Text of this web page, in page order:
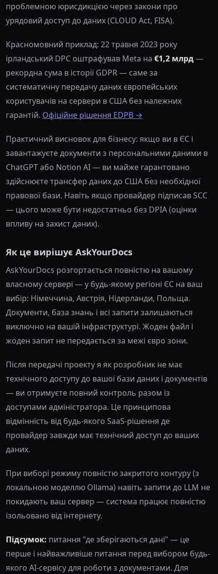
проблемною юрисдикцією через закони про
урядовий доступ до даних (CLOUD Act, FISA).
Красномовний приклад: 22 травня 2023 року
ірландський DPC оштрафував Meta на €1,2 млрд—
рекордна сума в історії GDPR — саме за
систематичну передачу даних європейських
користувачів на сервери в США без належних
гарантій. Офіційне рішення EDPB →
Практичний висновок для бізнесу: якщо ви в ЄС і
завантажуєте документи з персональними даними в
ChatGPT або Notion AI — ви майже гарантовано
здійснюєте трансфер даних до США без необхідної
правової бази. Навіть якщо провайдер підписав SCC
— цього може бути недостатньо без DPIA (оцінки
впливу на захист даних).
Як це вирішує AskYourDocs
AskYourDocs розгортається повністю на вашому
власному сервері — у будь-якому регіоні ЄС на ваш
вибір: Німеччина, Австрія, Нідерланди, Польща.
Документи, база знань і всі запити залишаються
виключно на вашій інфраструктурі. Жоден файл і
жоден запит не передається за межі євро зони.
Після передачі проекту я як розробник не має
технічного доступу до вашої бази даних і документів
— ви отримуєте повний контроль разом із
доступами адміністратора. Це принципова
відмінність від будь-якого SaaS-рішення де
провайдер завжди має технічний доступ до ваших
даних.
При виборі режиму повністю закритого контуру (з
локальною моделлю Ollama) навіть запити до LLM не
покидають ваш сервер — система працює повністю
ізольовано від інтернету.
Підсумок: питання "де зберігаються дані" — це
перше і найважливіше питання перед вибором будь-
якого AI-сервісу для роботи з документами. Для